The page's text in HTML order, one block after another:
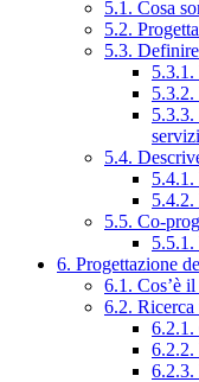
5.1. Cosa
5.2.
5.3.
5.3.2.
5.4.
5.4.1.
5.4.2.
5.5. Co-
5.5.1.
6. Progettazione
6.1. Cos’è
6.2.
6.2.1.
6.2.2.
6.2.3.